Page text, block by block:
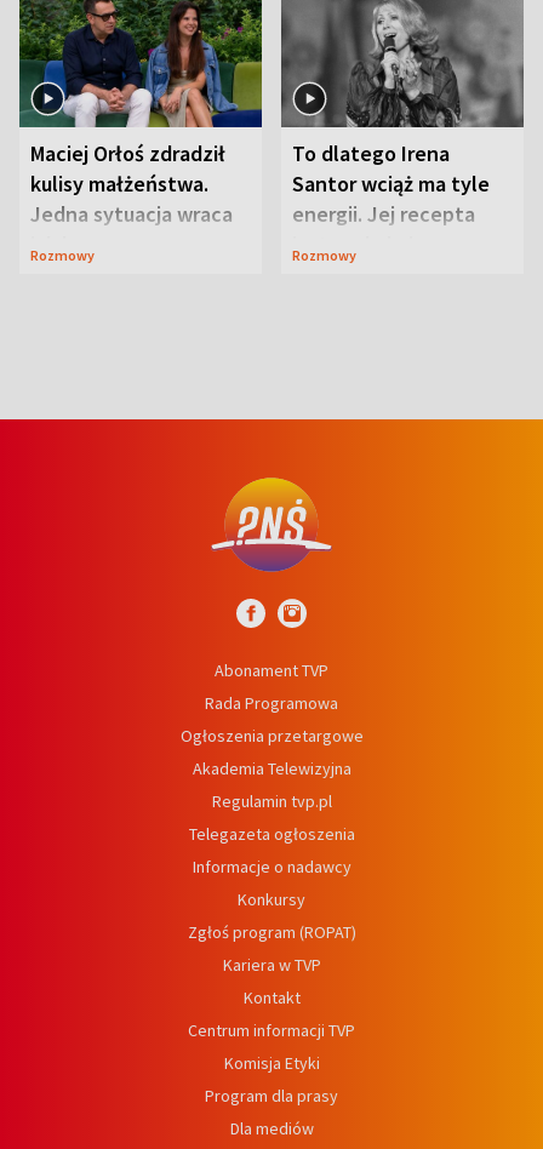
Maciej Orłoś zdradził
kulisy małżeństwa.
Jedna sytuacja wraca
jak bumerang
Rozmowy
To dlatego Irena
Santor wciąż ma tyle
energii. Jej recepta
jest zaskakująco
Rozmowy
Abonament TVP
Rada Programowa
Ogłoszenia przetargowe
Akademia Telewizyjna
Regulamin tvp.pl
Telegazeta ogłoszenia
Informacje o nadawcy
Konkursy
Zgłoś program (ROPAT)
Kariera w TVP
Kontakt
Centrum informacji TVP
Komisja Etyki
Program dla prasy
Dla mediów